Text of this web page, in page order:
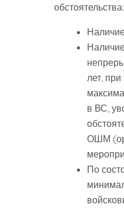
обстоятельства:
лет,
в ВС,
ОШМ
По